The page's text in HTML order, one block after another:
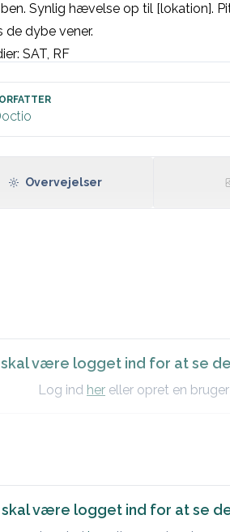
Synlig hævelse op til [lokation].
de dybe vener.
SAT, RF
skal være logget ind for at se
Log ind her eller opret en bruger
Overvejelser
skal være logget ind for at se